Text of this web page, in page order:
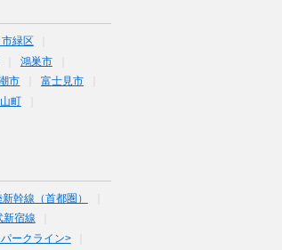
緑区
鴻巣市
市
富士見市
町
幹線（首都圏）
新宿線
ークライン>